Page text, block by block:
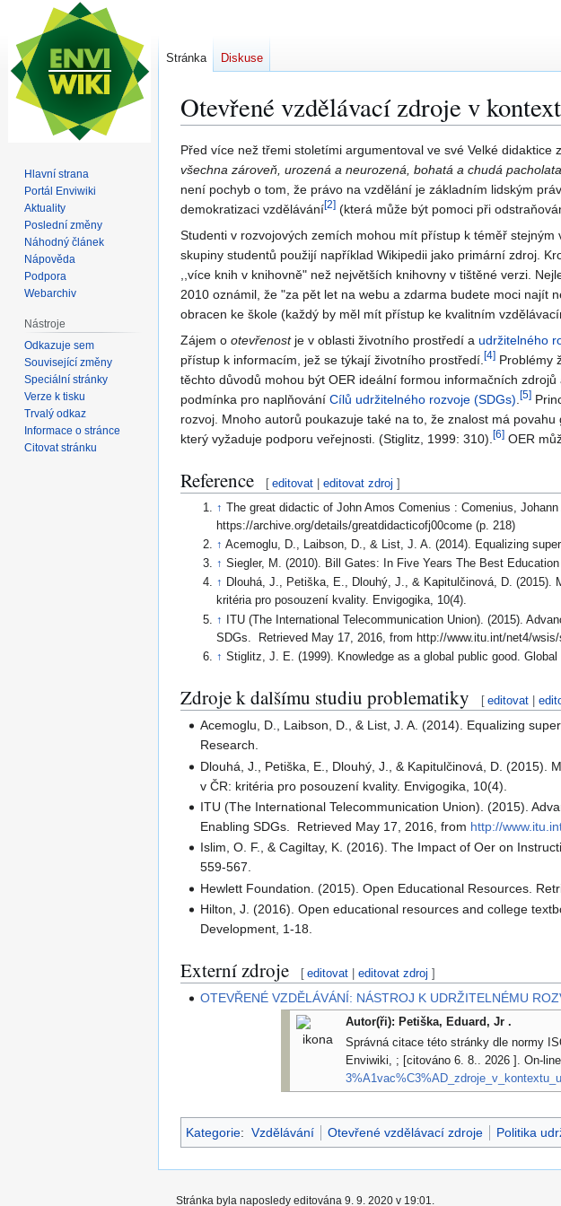
Otevřené vzdělávací zdroje v
Skočit
na
navigaci
Skočit
na
vyhledávání
Před více než třemi stoletími argumentoval ve své Velké didaktice
všechna zároveň, urozená a neurozená, bohatá a chudá
není pochyb o tom, že právo na vzdělání je základním lidským
demokratizaci vzdělávání[2] (která může být pomoci při
Studenti v rozvojových zemích mohou mít přístup k téměř
skupiny studentů použijí například Wikipedii jako primární zdroj.
,,více knih v knihovně" než největších knihovny v tištěné verzi.
2010 oznámil, že "za pět let na webu a zdarma budete moci najít
obracen ke škole (každý by měl mít přístup ke kvalitním
Zájem o otevřenostje v oblasti životního prostředí a udržitelného
přístup k informacím, jež se týkají životního prostředí.[4] Problémy
těchto důvodů mohou být OER ideální formou informačních
podmínka pro naplňování Cílů udržitelného rozvoje (SDGs).[5]
rozvoj. Mnoho autorů poukazuje také na to, že znalost má
který vyžaduje podporu veřejnosti. (Stiglitz, 1999: 310).[6] OER
Reference [ editovat |editovat zdroj ]
↑ The great didactic of John Amos Comenius : Comenius,
https://archive.org/details/greatdidacticofj00come (p. 218)
↑ Acemoglu, D., Laibson, D., & List, J. A. (2014). Equalizing
↑ Siegler, M. (2010). Bill Gates: In Five Years The Best
↑ Dlouhá, J., Petiška, E., Dlouhý, J., & Kapitulčinová, D.
kritéria pro posouzení kvality. Envigogika, 10(4).
↑
ITU (The International Telecommunication Union). (2015).
SDGs. Retrieved May 17, 2016, from http://www.itu.int/net4/
↑ Stiglitz, J. E. (1999). Knowledge as a global public good.
Zdroje k dalšímu studiu problematiky [ editovat |
Acemoglu, D., Laibson, D., & List, J. A. (2014). Equalizing
Research.
Dlouhá, J., Petiška, E., Dlouhý, J., & Kapitulčinová, D. (2015).
v ČR: kritéria pro posouzení kvality. Envigogika, 10(4).
ITU (The International Telecommunication Union). (2015).
Enabling SDGs. Retrieved May 17, 2016, from http://
Islim, O. F., & Cagiltay, K. (2016). The Impact of Oer on
559-567.
Hewlett Foundation. (2015). Open Educational Resources.
Hilton, J. (2016). Open educational resources and college
Development, 1-18.
Externí zdroje [ editovat |editovat zdroj ]
OTEVŘENÉ VZDĚLÁVÁNÍ: NÁSTROJ K UDRŽITELNÉMU
Autor(ři): Petiška, Eduard, Jr .
Správná citace této stránky dle normy
Enviwiki, ; [citováno 6. 8.. 2026 ]. On-
Kategorie: Vzdělávání Otevřené vzdělávací zdroje Politika
Stránka Diskuse
Hlavní strana
Portál Enviwiki
Aktuality
Poslední změny
Náhodný článek
Nápověda
Podpora
Webarchiv
Nástroje
Odkazuje sem
Související změny
Speciální stránky
Verze k tisku
Trvalý odkaz
Informace o stránce
Citovat stránku
Stránka byla naposledy editována 9. 9. 2020 v 19:01.